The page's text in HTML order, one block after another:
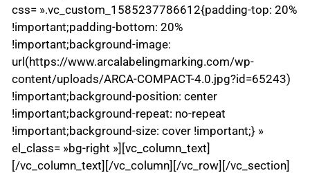
css= ».vc_custom_1585237786612{padding-top: 20%
!important;padding-bottom: 20%
!important;background-image:
url(https://www.arcalabelingmarking.com/wp-
content/uploads/ARCA-COMPACT-4.0.jpg?id=65243)
!important;background-position: center
!important;background-repeat: no-repeat
!important;background-size: cover !important;} »
el_class= »bg-right »][vc_column_text]
[/vc_column_text][/vc_column][/vc_row][/vc_section]